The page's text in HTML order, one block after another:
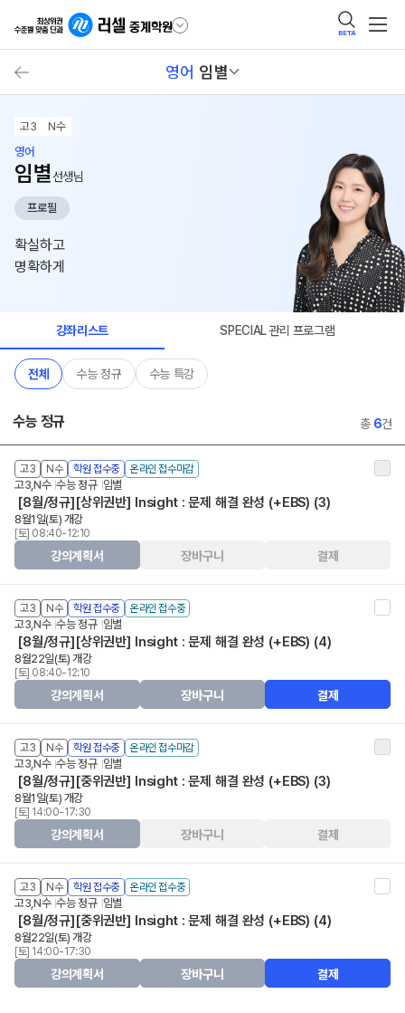
BETA
영어 임별
고3
N수
영어
임별선생님
프로필
확실하고
명확하게
강좌리스트 SPECIAL 관리 프로그램
전체 수능 정규 수능 특강
수능 정규 총 6건
고3 N수 학원 접수중 온라인 접수마감
고3,N수 수능 정규 임별
[8월/정규][상위권반] Insight : 문제 해결 완성 (+EBS) (3)
8월1일(토) 개강
[토] 08:40-12:10
강의계획서 장바구니 결제
고3 N수 학원 접수중 온라인 접수중
고3,N수 수능 정규 임별
[8월/정규][상위권반] Insight : 문제 해결 완성 (+EBS) (4)
8월22일(토) 개강
[토] 08:40-12:10
강의계획서 장바구니 결제
고3 N수 학원 접수중 온라인 접수마감
고3,N수 수능 정규 임별
[8월/정규][중위권반] Insight : 문제 해결 완성 (+EBS) (3)
8월1일(토) 개강
[토] 14:00-17:30
강의계획서 장바구니 결제
고3 N수 학원 접수중 온라인 접수중
고3,N수 수능 정규 임별
[8월/정규][중위권반] Insight : 문제 해결 완성 (+EBS) (4)
8월22일(토) 개강
[토] 14:00-17:30
강의계획서 장바구니 결제